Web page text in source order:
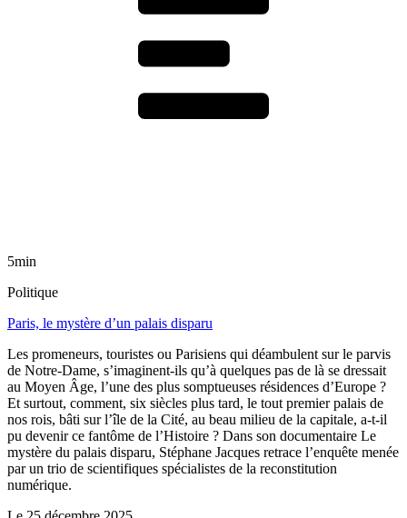
5min
Politique
Paris, le mystère d’un palais disparu
Les promeneurs, touristes ou Parisiens qui déambulent sur le parvis
de Notre-Dame, s’imaginent-ils qu’à quelques pas de là se dressait
au Moyen Âge, l’une des plus somptueuses résidences d’Europe ?
Et surtout, comment, six siècles plus tard, le tout premier palais de
nos rois, bâti sur l’île de la Cité, au beau milieu de la capitale, a-t-il
pu devenir ce fantôme de l’Histoire ? Dans son documentaire Le
mystère du palais disparu, Stéphane Jacques retrace l’enquête menée
par un trio de scientifiques spécialistes de la reconstitution
numérique.